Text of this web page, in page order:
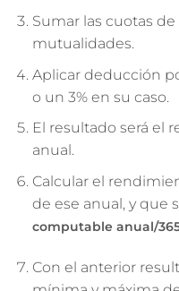
Sumar las cuotas
mutualidades.
Aplicar deducción
o un 3% en su caso.
El resultado será el
anual.
Calcular el
de ese anual, y que
computable anual/
Con el anterior